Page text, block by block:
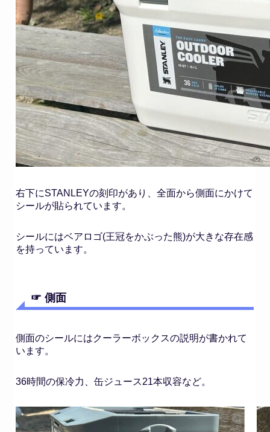
右下にSTANLEYの刻印があり、全面から側面にかけて
シールが貼られています。
シールにはベアロゴ(王冠をかぶった熊)が大きな存在感
を持っています。
☞ 側面
側面のシールにはクーラーボックスの説明が書かれて
います。
36時間の保冷力、缶ジュース21本収容など。